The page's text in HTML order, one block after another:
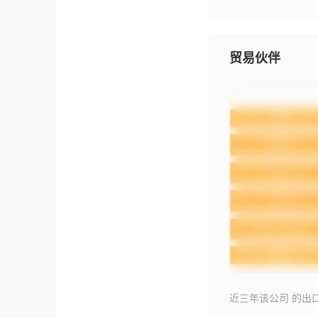
贸易伙伴
近三年该公司 的出